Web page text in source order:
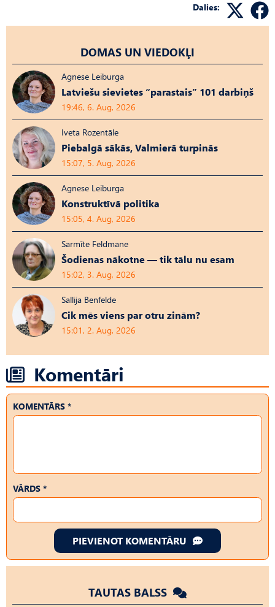
Dalies:
DOMAS UN VIEDOKĻI
Agnese Leiburga
Latviešu sievietes “parastais” 101 darbiņš
19:46, 6. Aug, 2026
Iveta Rozentāle
Piebalgā sākās, Valmierā turpinās
15:07, 5. Aug, 2026
Agnese Leiburga
Konstruktīvā politika
15:05, 4. Aug, 2026
Sarmīte Feldmane
Šodienas nākotne — tik tālu nu esam
15:02, 3. Aug, 2026
Sallija Benfelde
Cik mēs viens par otru zinām?
15:01, 2. Aug, 2026
Komentāri
KOMENTĀRS *
VĀRDS *
PIEVIENOT KOMENTĀRU
TAUTAS BALSS